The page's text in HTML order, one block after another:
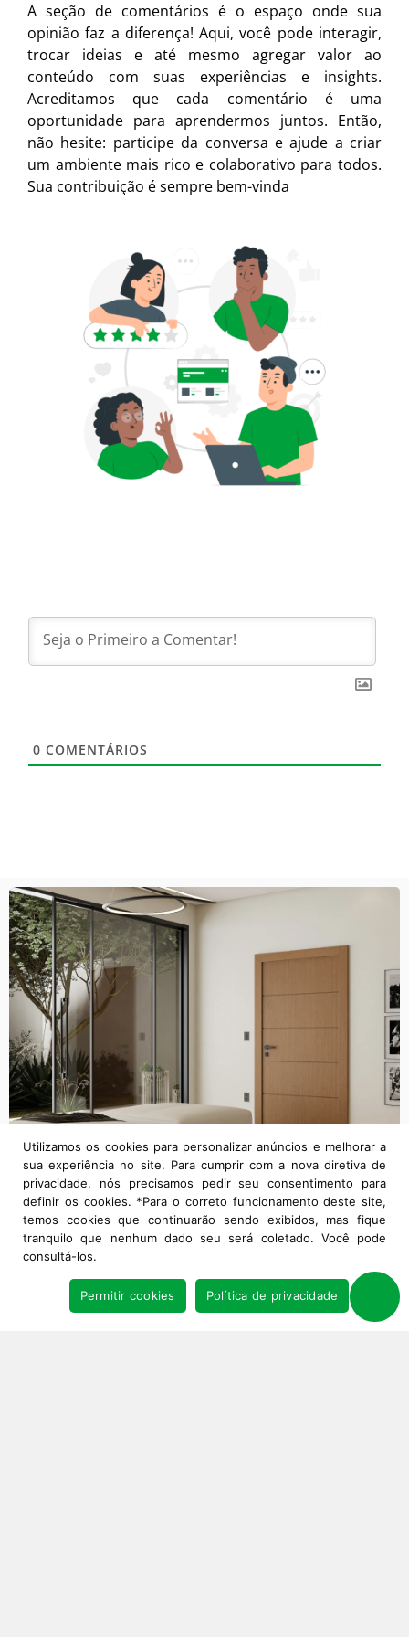
A seção de comentários é o espaço onde sua
opinião faz a diferença! Aqui, você pode interagir,
trocar ideias e até mesmo agregar valor ao
conteúdo com suas experiências e insights.
Acreditamos que cada comentário é uma
oportunidade para aprendermos juntos. Então,
não hesite: participe da conversa e ajude a criar
um ambiente mais rico e colaborativo para todos.
Sua contribuição é sempre bem-vinda
0 COMENTÁRIOS
Utilizamos os cookies para personalizar anúncios e melhorar a
sua experiência no site. Para cumprir com a nova diretiva de
privacidade, nós precisamos pedir seu consentimento para
definir os cookies. *Para o correto funcionamento deste site,
temos cookies que continuarão sendo exibidos, mas fique
tranquilo que nenhum dado seu será coletado. Você pode
consultá-los.
Permitir cookies Política de privacidade